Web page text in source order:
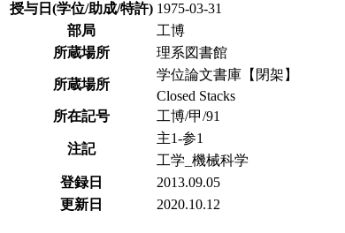
授与日(学位/助成/特許) 1975-03-31
部局
工博
所蔵場所
理系図書館
所蔵場所
学位論文書庫【閉架】
Closed Stacks
所在記号
工博/甲/91
注記
主1-参1
工学_機械科学
登録日
2013.09.05
更新日
2020.10.12